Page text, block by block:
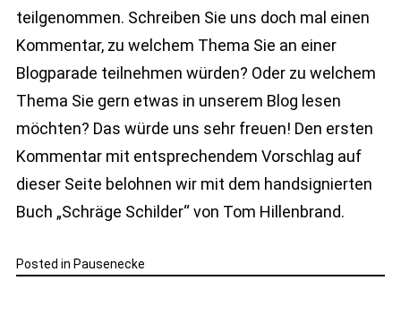
teilgenommen. Schreiben Sie uns doch mal einen
Kommentar, zu welchem Thema Sie an einer
Blogparade teilnehmen würden? Oder zu welchem
Thema Sie gern etwas in unserem Blog lesen
möchten? Das würde uns sehr freuen! Den ersten
Kommentar mit entsprechendem Vorschlag auf
dieser Seite belohnen wir mit dem handsignierten
Buch „Schräge Schilder“ von Tom Hillenbrand.
Posted in Pausenecke